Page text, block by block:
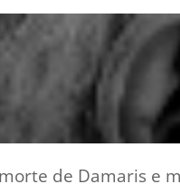
de Damaris e